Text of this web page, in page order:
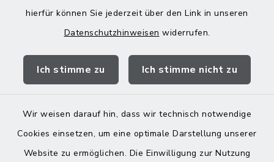
hierfür können Sie jederzeit über den Link in unseren
Datenschutzhinweisen widerrufen.
Ich stimme zu Ich stimme nicht zu
Wir weisen darauf hin, dass wir technisch notwendige
Cookies einsetzen, um eine optimale Darstellung unserer
Website zu ermöglichen. Die Einwilligung zur Nutzung
Landratsamt Mühldorf